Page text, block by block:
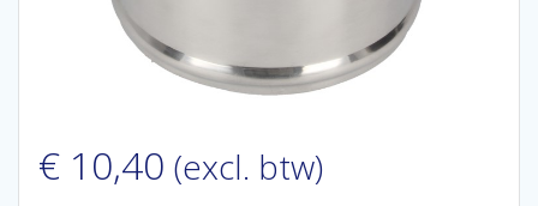
€ 10,40 (excl. btw)